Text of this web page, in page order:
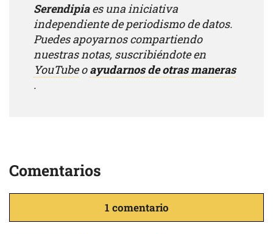
Serendipiaes una iniciativa
independiente de periodismo de datos.
Puedes apoyarnos compartiendo
nuestras notas, suscribiéndote en
YouTubeoayudarnos de otras maneras
.
Comentarios
1 comentario